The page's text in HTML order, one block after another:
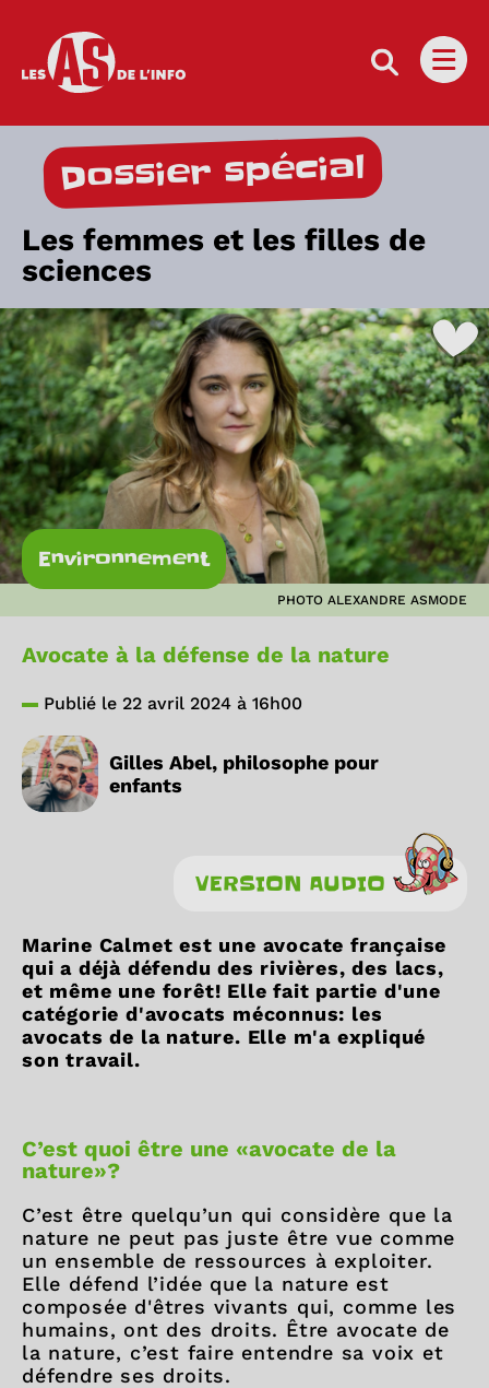
Les as de l'info
Dossier spécial
Les femmes et les filles de
sciences
Environnement
PHOTO ALEXANDRE ASMODE
Avocate à la défense de la nature
Publié le 22 avril 2024 à 16h00
Gilles Abel, philosophe pour
enfants
VERSION AUDIO
Marine Calmet est une avocate française
qui a déjà défendu des rivières, des lacs,
et même une forêt! Elle fait partie d'une
catégorie d'avocats méconnus: les
avocats de la nature. Elle m'a expliqué
son travail.
C’est quoi être une «avocate de la
nature»?
C’est être quelqu’un qui considère que la
nature ne peut pas juste être vue comme
un ensemble de ressources à exploiter.
Elle défend l’idée que la nature est
composée d'êtres vivants qui, comme les
humains, ont des droits. Être avocate de
la nature, c’est faire entendre sa voix et
défendre ses droits.